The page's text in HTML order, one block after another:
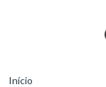
Início